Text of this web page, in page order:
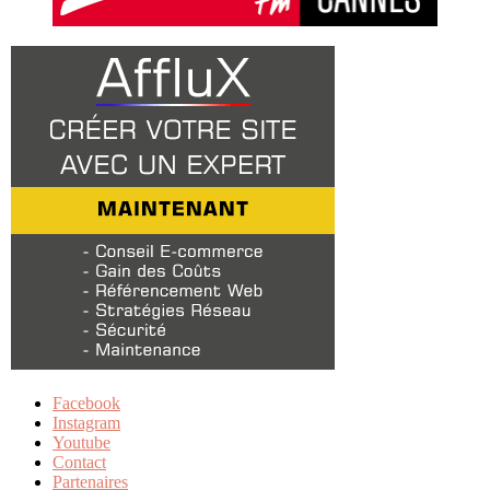
Facebook
Instagram
Youtube
Contact
Partenaires